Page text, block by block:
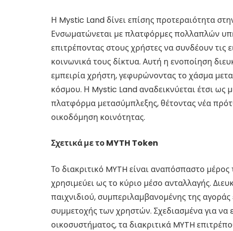
Η Mystic Land δίνει επίσης προτεραιότητα
Ενσωματώνεται με πλατφόρμες πολλαπλών
επιτρέποντας στους χρήστες να συνδέουν τις
κοινωνικά τους δίκτυα. Αυτή η ενοποίηση
εμπειρία χρήστη, γεφυρώνοντας το χάσμα
κόσμου. Η Mystic Land αναδεικνύεται έτσι ως
πλατφόρμα μετασύμπλεξης, θέτοντας νέα
οικοδόμηση κοινότητας.
Σχετικά με το MYTH Token
Το διακριτικό MYTH είναι αναπόσπαστο
χρησιμεύει ως το κύριο μέσο ανταλλαγής.
παιχνιδιού, συμπεριλαμβανομένης της
συμμετοχής των χρηστών. Σχεδιασμένα για
οικοσυστήματος, τα διακριτικά MYTH